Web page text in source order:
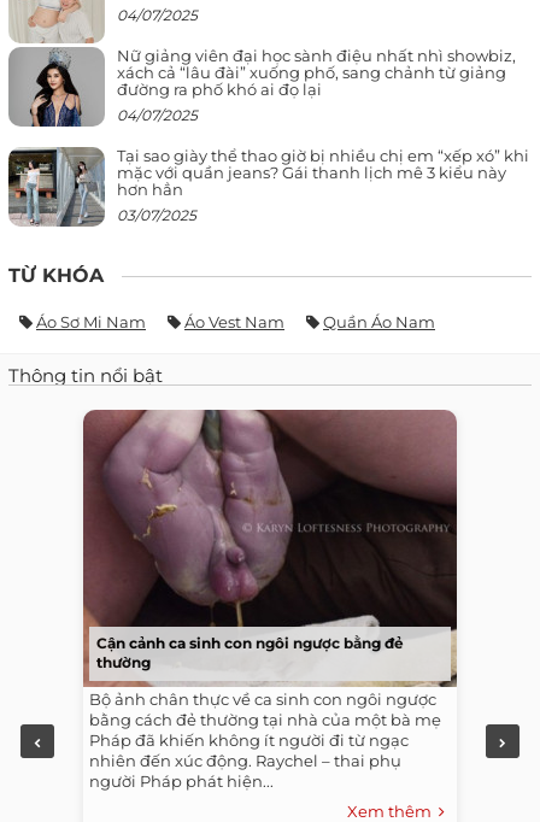
04/07/2025
Nữ giảng viên đại học sành điệu nhất nhì showbiz,
xách cả “lâu đài” xuống phố, sang chảnh từ giảng
đường ra phố khó ai đọ lại
04/07/2025
Tại sao giày thể thao giờ bị nhiều chị em “xếp xó” khi
mặc với quần jeans? Gái thanh lịch mê 3 kiểu này
hơn hẳn
03/07/2025
TỪ KHÓA
Áo Sơ Mi Nam Áo Vest Nam Quần Áo Nam
Thông tin nổi bật
Cận cảnh ca sinh con ngôi ngược bằng đẻ
thường
Bộ ảnh chân thực về ca sinh con ngôi ngược
bằng cách đẻ thường tại nhà của một bà mẹ
Pháp đã khiến không ít người đi từ ngạc
nhiên đến xúc động. Raychel – thai phụ
người Pháp phát hiện...
Xem thêm